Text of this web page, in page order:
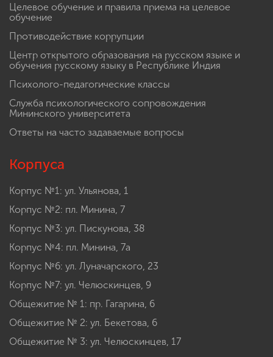
Целевое обучение и правила приема на целевое
обучение
Противодействие коррупции
Центр открытого образования на русском языке и
обучения русскому языку в Республике Индия
Психолого-педагогические классы
Служба психологического сопровождения
Мининского университета
Ответы на часто задаваемые вопросы
Корпуса
Корпус №1: ул. Ульянова, 1
Корпус №2: пл. Минина, 7
Корпус №3: ул. Пискунова, 38
Корпус №4: пл. Минина, 7а
Корпус №6: ул. Луначарского, 23
Корпус №7: ул. Челюскинцев, 9
Общежитие № 1: пр. Гагарина, 6
Общежитие № 2: ул. Бекетова, 6
Общежитие № 3: ул. Челюскинцев, 17